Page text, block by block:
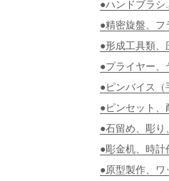
●ハンドブラシ
●精密旋盤、フ
●形成工具類、
●プライヤー、
●ピンバイス（
●ピンセット、
●石留め、彫り
●彫金机、時計
●原型製作、ワ